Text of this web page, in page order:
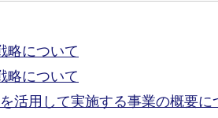
略について
略について
活用して実施する事業の概要に